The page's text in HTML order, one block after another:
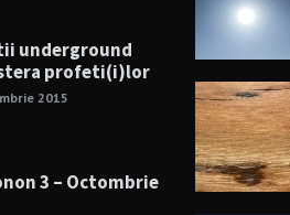
underground
profeti(i)lor
2015
3 – Octombrie